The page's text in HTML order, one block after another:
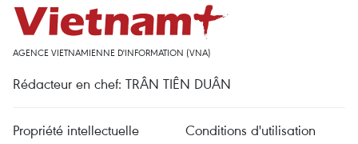
AGENCE VIETNAMIENNE D'INFORMATION (VNA)
Rédacteur en chef: TRÂN TIÊN DUÂN
Propriété intellectuelle
Conditions d'utilisation